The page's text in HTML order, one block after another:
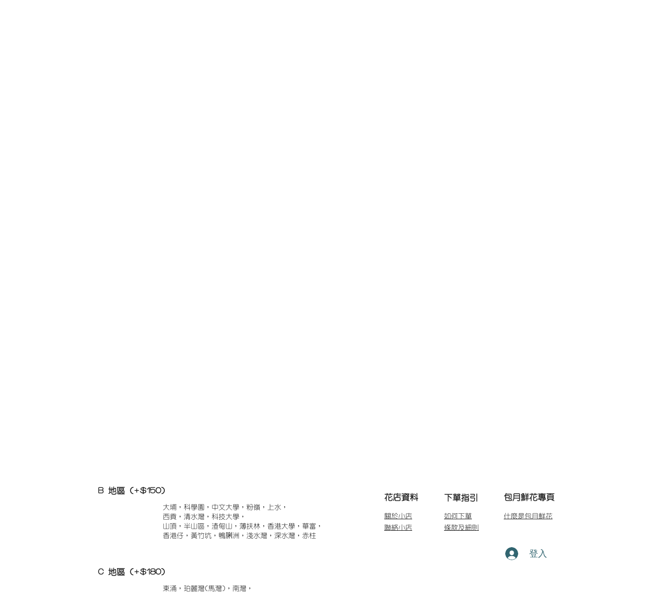
B 地區 (+$150)
大埔，科學園，中文大學，粉嶺，上水，
西貢，清水灣，科技大學，
山頂，半山區，渣甸山，薄扶林，香港大學，華富，
香港仔，黃竹坑，鴨脷洲，淺水灣，深水灣，赤柱
C 地區 (+$180)
東涌，珀麗灣(馬灣)，南灣，
​花店資料 下單指引 包月鮮花專頁
關於小店
聯絡小店
如何下單
條款及細則
什麼是包月鮮花
登入